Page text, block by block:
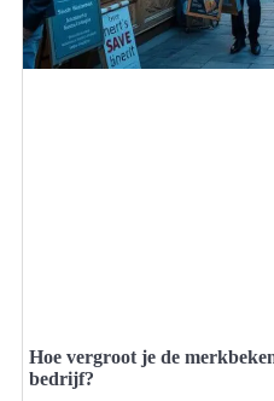
Hoe vergroot je de
bedrijf?